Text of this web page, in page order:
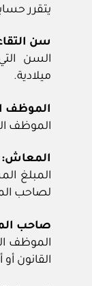
يتقرر
سن
ميلادية.
الموظف
الموظف
المعاش:
المبلغ
لصاحب
صاحب
الموظف
القانون